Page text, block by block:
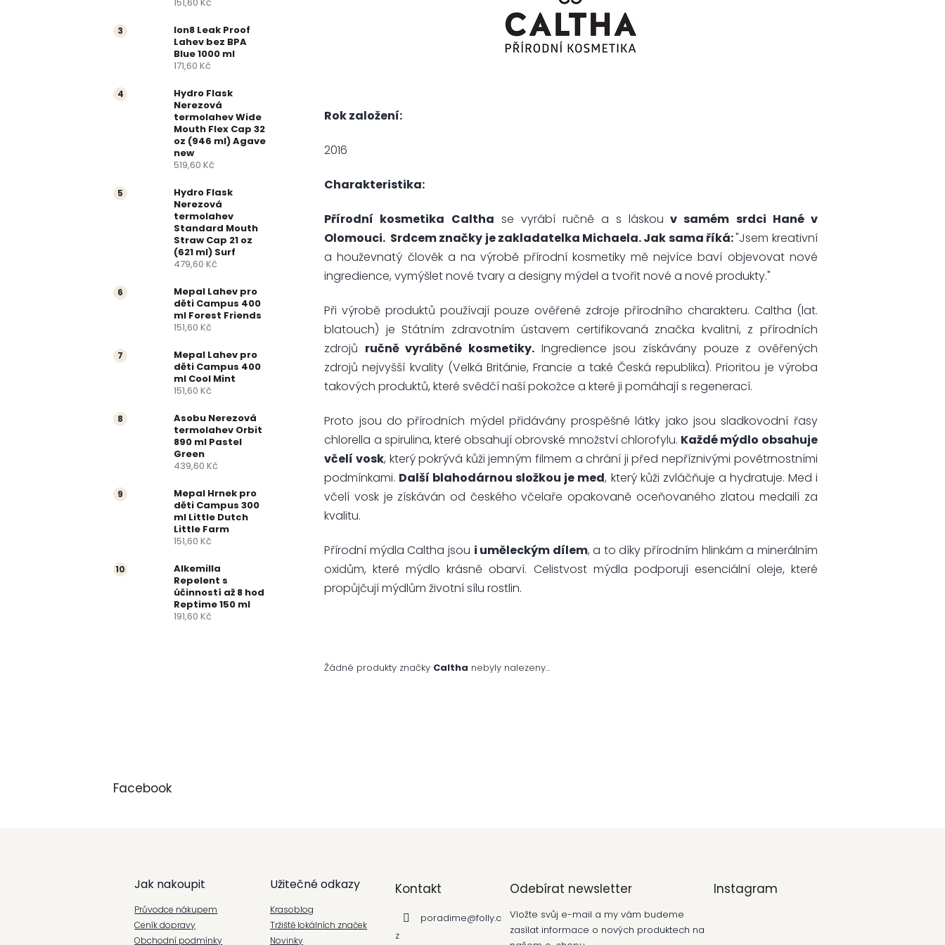
a
í
n
151,60 Kč
Ion8 Leak Proof
Lahev bez BPA
Blue 1000 ml
171,60 Kč
Hydro Flask
Nerezová
termolahev Wide
Mouth Flex Cap 32
oz (946 ml) Agave
new
519,60 Kč
Hydro Flask
Nerezová
termolahev
Standard Mouth
Straw Cap 21 oz
(621 ml) Surf
479,60 Kč
Mepal Lahev pro
děti Campus 400
ml Forest Friends
151,60 Kč
Mepal Lahev pro
děti Campus 400
ml Cool Mint
151,60 Kč
Asobu Nerezová
termolahev Orbit
890 ml Pastel
Green
439,60 Kč
Mepal Hrnek pro
děti Campus 300
ml Little Dutch
Little Farm
151,60 Kč
Alkemilla
Repelent s
účinností až 8 hod
Reptime 150 ml
191,60 Kč
Facebook
Rok založení:
2016
Charakteristika:
Přírodní kosmetika Caltha se vyrábí ručně a s láskou v samém srdci Hané v
Olomouci. Srdcem značky je zakladatelka Michaela. Jak sama říká:"Jsem kreativní
a houževnatý člověk a na výrobě přírodní kosmetiky mě nejvíce baví objevovat nové
ingredience, vymýšlet nové tvary a designy mýdel a tvořit nové a nové produkty."
Při výrobě produktů používají pouze ověřené zdroje přírodního charakteru. Caltha (lat.
blatouch) je Státním zdravotním ústavem certifikovaná značka kvalitní, z přírodních
zdrojů ručně vyráběné kosmetiky. Ingredience jsou získávány pouze z ověřených
zdrojů nejvyšší kvality (Velká Británie, Francie a také Česká republika). Prioritou je výroba
takových produktů, které svědčí naší pokožce a které ji pomáhají s regenerací.
Proto jsou do přírodních mýdel přidávány prospěšné látky jako jsou sladkovodní řasy
chlorella a spirulina, které obsahují obrovské množství chlorofylu. Každé mýdlo obsahuje
včelí vosk, který pokrývá kůži jemným filmem a chrání ji před nepříznivými povětrnostními
podmínkami. Další blahodárnou složkou je med, který kůži zvláčňuje a hydratuje. Med i
včelí vosk je získáván od českého včelaře opakovaně oceňovaného zlatou medailí za
kvalitu.
Přírodní mýdla Caltha jsou i uměleckým dílem, a to díky přírodním hlinkám a minerálním
oxidům, které mýdlo krásně obarví. Celistvost mýdla podporují esenciální oleje, které
propůjčují mýdlům životní sílu rostlin.
Žádné produkty značky Caltha nebyly nalezeny...
Jak nakoupit
Průvodce nákupem
Ceník dopravy
Obchodní podmínky
Užitečné odkazy
Krasoblog
Tržiště lokálních značek
Novinky
Kontakt
poradime@folly.c
z
Odebírat newsletter
Vložte svůj e-mail a my vám budeme
zasílat informace o nových produktech na
Instagram